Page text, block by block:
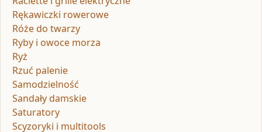
Rękawiczki rowerowe
Róże do twarzy
Ryby i owoce morza
Ryż
Rzuć palenie
Samodzielność
Sandały damskie
Saturatory
Scyzoryki i multitools